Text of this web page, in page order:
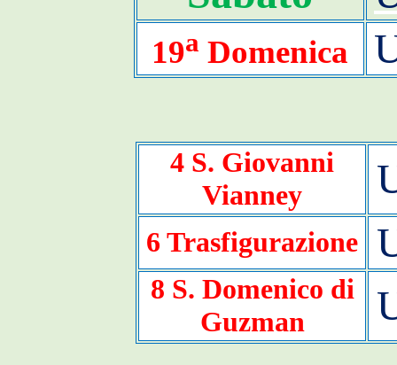
19a Domenica
4 S. Giovanni
Vianney
6 Trasfigurazione
8 S. Domenico di
Guzman